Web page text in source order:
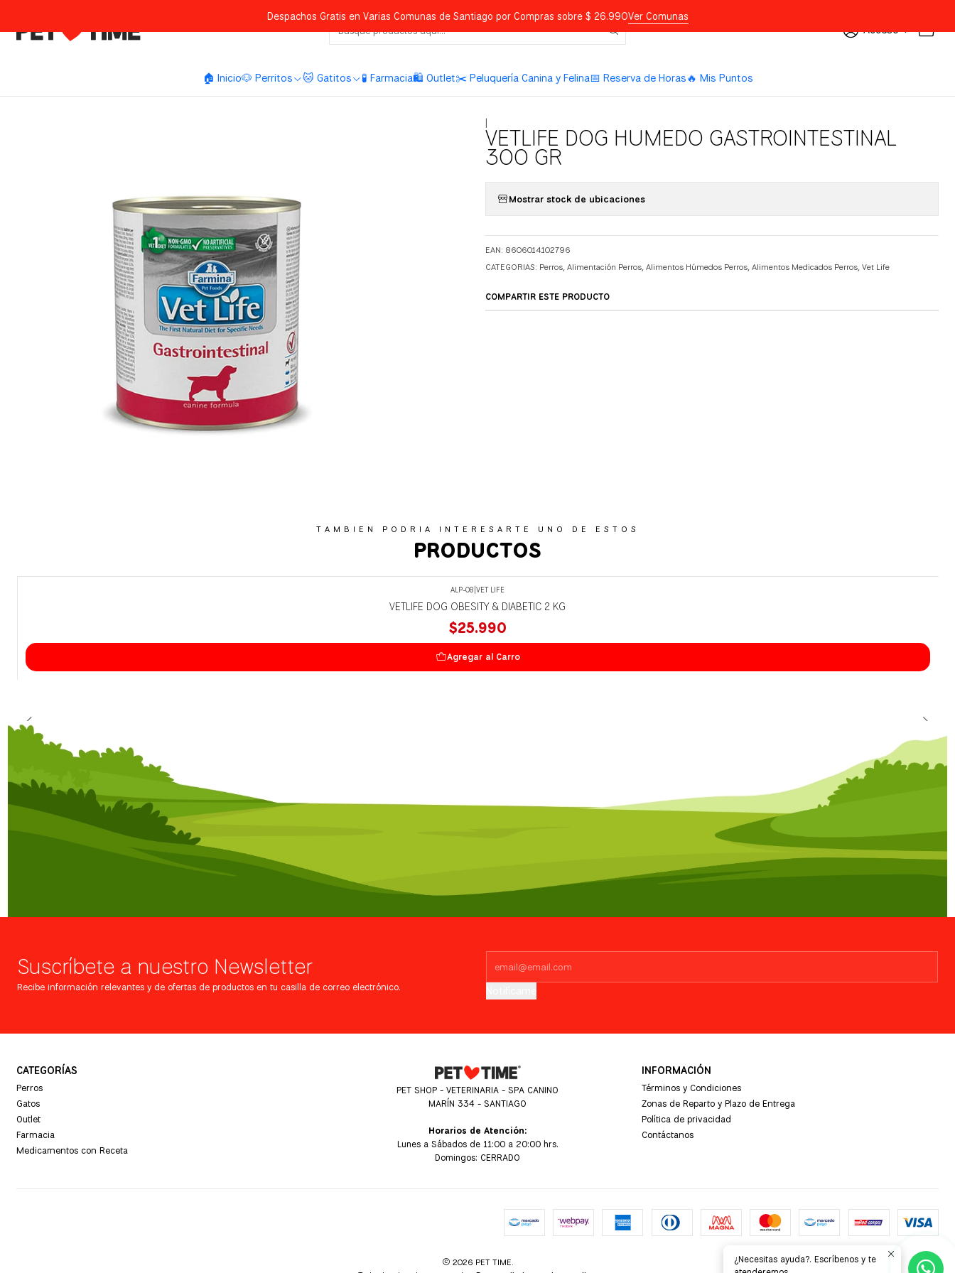
Acceso
🏠 Inicio🐶 Perritos 🐱 Gatitos 🧪 Farmacia🛍️ Outlet✂️ Peluquería Canina y Felina📅 Reserva de Horas🔥 Mis Puntos
Despachos Gratis en Varias Comunas de Santiago por Compras sobre $ 26.990Ver Comunas
VETLIFE DOG HUMEDO GASTROINTESTINAL
300 GR
Mostrar stock de ubicaciones
EAN: 8606014102796
CATEGORIAS: Perros,Alimentación Perros,Alimentos Húmedos Perros,Alimentos Medicados Perros,Vet Life
COMPARTIR ESTE PRODUCTO
TAMBIEN PODRIA INTERESARTE UNO DE ESTOS
PRODUCTOS
ALP-08|VET LIFE
VETLIFE DOG OBESITY & DIABETIC 2 KG
$25.990
Agregar al Carro
Suscríbete a nuestro Newsletter
Recibe información relevantes y de ofertas de productos en tu casilla de correo electrónico.
CATEGORÍAS
Perros
Gatos
Outlet
Farmacia
Medicamentos con Receta
PET SHOP - VETERINARIA - SPA CANINO
MARÍN 334 - SANTIAGO
Horarios de Atención:
Lunes a Sábados de 11:00 a 20:00 hrs.
Domingos: CERRADO
INFORMACIÓN
Términos y Condiciones
Zonas de Reparto y Plazo de Entrega
Política de privacidad
Contáctanos
2026 PET TIME.
¿Necesitas ayuda?. Escríbenos y te